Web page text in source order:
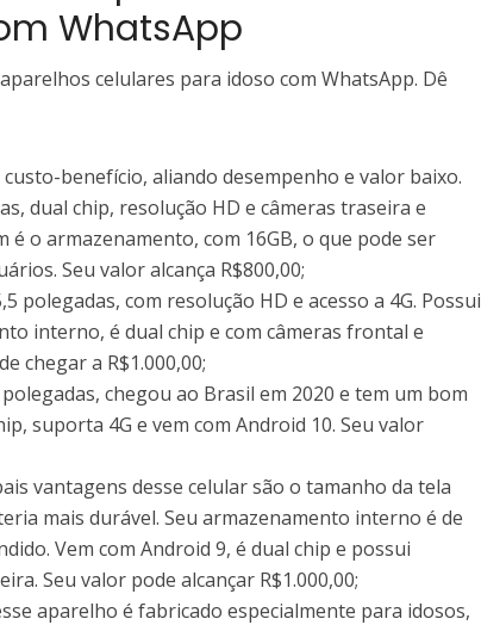
WhatsApp
celulares para idoso com WhatsApp. Dê
benefício, aliando desempenho e valor baixo.
dual chip, resolução HD e câmeras traseira e
é o armazenamento, com 16GB, o que pode ser
Seu valor alcança R$800,00;
polegadas, com resolução HD e acesso a 4G. Possui
interno, é dual chip e com câmeras frontal e
chegar a R$1.000,00;
chegou ao Brasil em 2020 e tem um bom
suporta 4G e vem com Android 10. Seu valor
vantagens desse celular são o tamanho da tela
mais durável. Seu armazenamento interno é de
Vem com Android 9, é dual chip e possui
Seu valor pode alcançar R$1.000,00;
aparelho é fabricado especialmente para idosos,